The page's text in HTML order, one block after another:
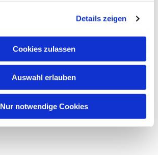
Details zeigen
Cookies zulassen
Auswahl erlauben
Nur notwendige Cookies